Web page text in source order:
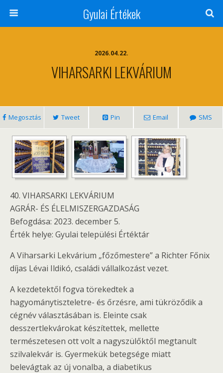
Gyulai Értékek
2026.04.22.
VIHARSARKI LEKVÁRIUM
Megosztás Tweet Pin Email SMS
40. VIHARSARKI LEKVÁRIUM
AGRÁR- ÉS ÉLELMISZERGAZDASÁG
Befogdása: 2023. december 5.
Érték helye: Gyulai települési Értéktár
A Viharsarki Lekvárium „főzőmestere” a Richter Főnix
díjas Lévai Ildikó, családi vállalkozást vezet.
A kezdetektől fogva törekedtek a
hagyománytiszteletre- és őrzésre, ami tükröződik a
cégnév választásában is. Eleinte csak
desszertlekvárokat készítettek, mellette
természetesen ott volt a nagyszülőktől megtanult
szilvalekvár is. Gyermekük betegsége miatt
belevágtak az új vonalba, a diabetikus